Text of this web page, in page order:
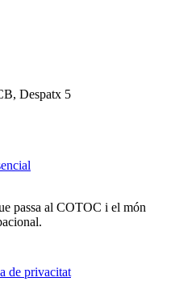
Despatx 5
passa al COTOC i el món
de privacitat